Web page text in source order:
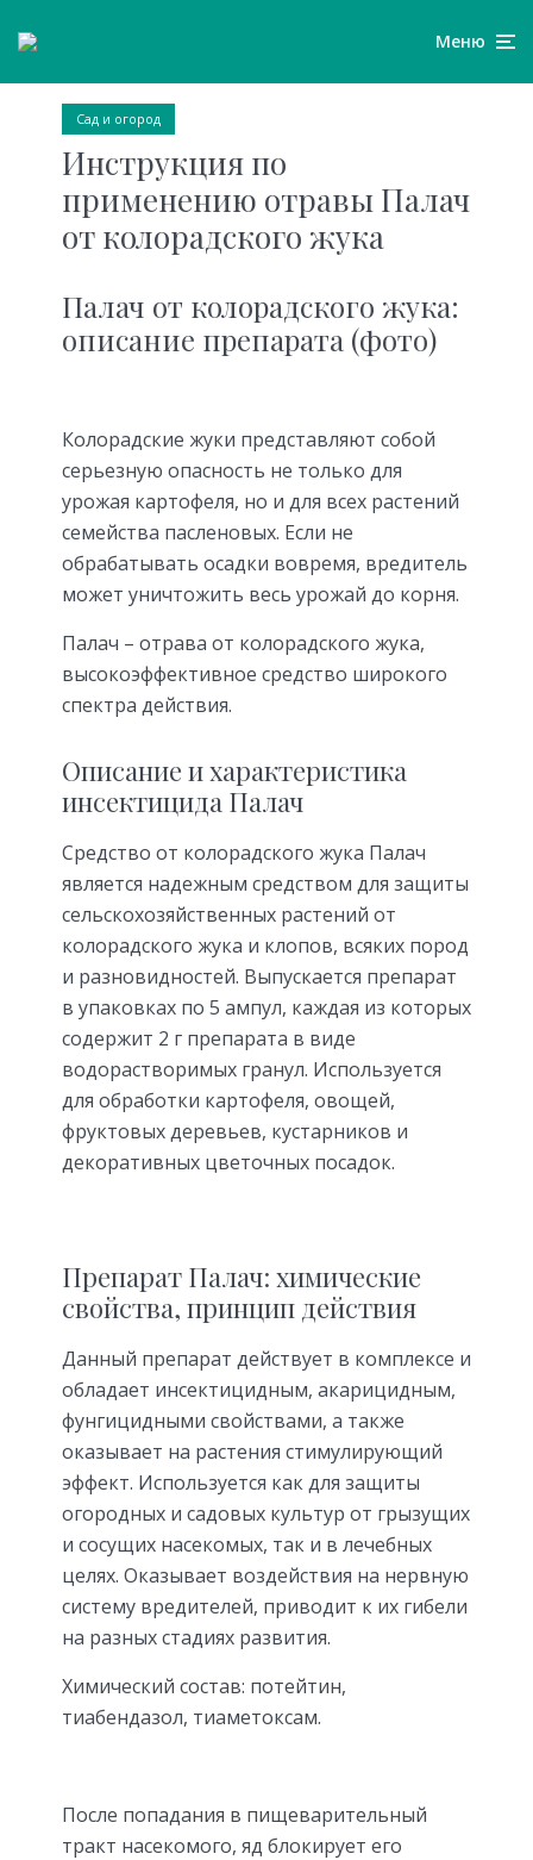
Меню
Сад и огород
Инструкция по
применению отравы Палач
от колорадского жука
Палач от колорадского жука:
описание препарата (фото)
Колорадские жуки представляют собой
серьезную опасность не только для
урожая картофеля, но и для всех растений
семейства пасленовых. Если не
обрабатывать осадки вовремя, вредитель
может уничтожить весь урожай до корня.
Палач – отрава от колорадского жука,
высокоэффективное средство широкого
спектра действия.
Описание и характеристика
инсектицида Палач
Средство от колорадского жука Палач
является надежным средством для защиты
сельскохозяйственных растений от
колорадского жука и клопов, всяких пород
и разновидностей. Выпускается препарат
в упаковках по 5 ампул, каждая из которых
содержит 2 г препарата в виде
водорастворимых гранул. Используется
для обработки картофеля, овощей,
фруктовых деревьев, кустарников и
декоративных цветочных посадок.
Препарат Палач: химические
свойства, принцип действия
Данный препарат действует в комплексе и
обладает инсектицидным, акарицидным,
фунгицидными свойствами, а также
оказывает на растения стимулирующий
эффект. Используется как для защиты
огородных и садовых культур от грызущих
и сосущих насекомых, так и в лечебных
целях. Оказывает воздействия на нервную
систему вредителей, приводит к их гибели
на разных стадиях развития.
Химический состав: потейтин,
тиабендазол, тиаметоксам.
После попадания в пищеварительный
тракт насекомого, яд блокирует его